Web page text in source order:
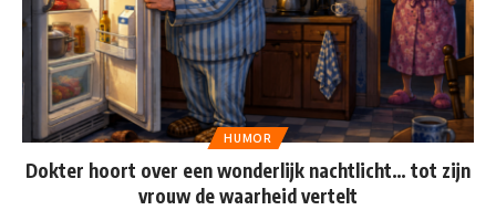
HUMOR
Dokter hoort over een wonderlijk nachtlicht… tot zijn
vrouw de waarheid vertelt